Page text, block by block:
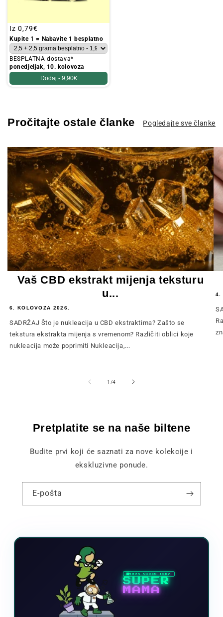
Redovna
cijena
Iz 0,79€
Kupite 1 = Nabavite 1 besplatno
BESPLATNA dostava*
ponedjeljak, 10. kolovoza
Dodaj - 9,90€
Pročitajte ostale članke Pogledajte sve članke
Vaš CBD ekstrakt mijenja teksturu
u...
6. KOLOVOZA 2026.
SADRŽAJ Što je nukleacija u CBD ekstraktima? Zašto se
tekstura ekstrakta mijenja s vremenom? Različiti oblici koje
nukleacija može poprimiti Nukleacija,...
4.
1 /od
4
Pretplatite se na naše biltene
Budite prvi koji će saznati za nove kolekcije i
ekskluzivne ponude.
E-pošta
NOVA VIDEO IGRA
SUPER
MAMA